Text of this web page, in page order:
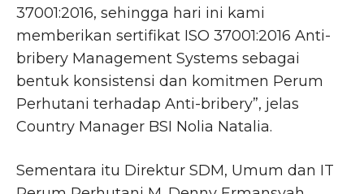
37001:2016, sehingga hari ini kami
memberikan sertifikat ISO 37001:2016 Anti-
bribery Management Systems sebagai
bentuk konsistensi dan komitmen Perum
Perhutani terhadap Anti-bribery”, jelas
Country Manager BSI Nolia Natalia.
Sementara itu Direktur SDM, Umum dan IT